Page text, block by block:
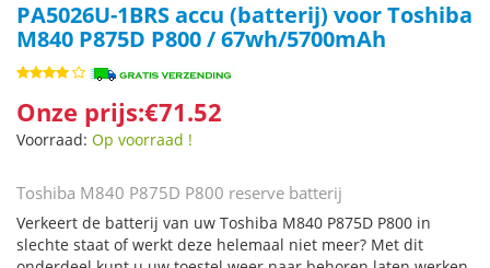
PA5026U-1BRS accu (batterij) voor Toshiba
M840 P875D P800 / 67wh/5700mAh
Onze prijs:€71.52
Voorraad: Op voorraad !
Toshiba M840 P875D P800 reserve batterij
Verkeert de batterij van uw Toshiba M840 P875D P800 in
slechte staat of werkt deze helemaal niet meer? Met dit